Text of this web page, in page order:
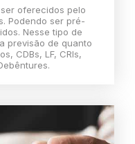
oferecidos pelo
Podendo ser pré-
Nesse tipo de
previsão de quanto
CDBs, LF, CRIs,